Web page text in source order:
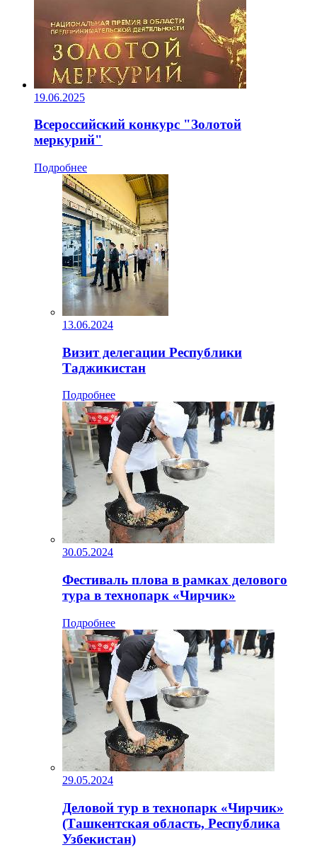
19.06.2025
Всероссийский конкурс "Золотой
меркурий"
Подробнее
13.06.2024
Визит делегации Республики
Таджикистан
Подробнее
30.05.2024
Фестиваль плова в рамках делового
тура в технопарк «Чирчик»
Подробнее
29.05.2024
Деловой тур в технопарк «Чирчик»
(Ташкентская область, Республика
Узбекистан)